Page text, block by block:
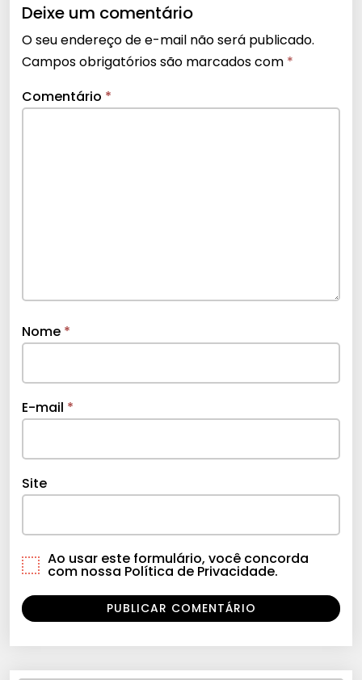
Deixe um comentário
O seu endereço de e-mail não será publicado.
Campos obrigatórios são marcados com *
Comentário *
Nome *
E-mail *
Site
Ao usar este formulário, você concorda
com nossa Política de Privacidade.